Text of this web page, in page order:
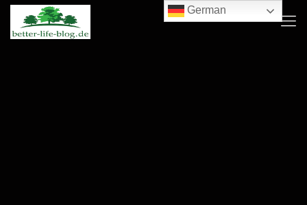
German